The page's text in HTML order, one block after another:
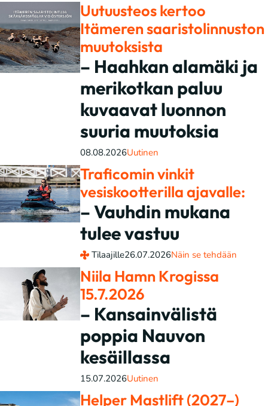
Uutuusteos kertoo
Itämeren saaristolinnuston
muutoksista
– Haahkan alamäki ja
merikotkan paluu
kuvaavat luonnon
suuria muutoksia
08.08.2026Uutinen
Traficomin vinkit
vesiskootterilla ajavalle:
– Vauhdin mukana
tulee vastuu
Tilaajille26.07.2026Näin se tehdään
Niila Hamn Krogissa
15.7.2026
– Kansainvälistä
poppia Nauvon
kesäillassa
15.07.2026Uutinen
Helper Mastlift (2027–)